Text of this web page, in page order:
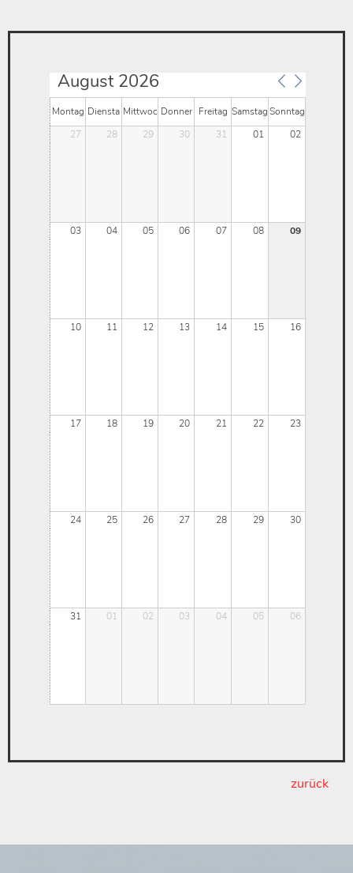
August 2026
Montag Diensta Mittwoc Donner
stag
Freitag SamstagSonntag
27
28 29 30 31 01 02
03 04 05 06 07 08 09
10 11 12 13 14 15 16
17 18 19 20 21 22 23
24 25 26 27 28 29 30
31 01 02 03 04 05 06
zurück